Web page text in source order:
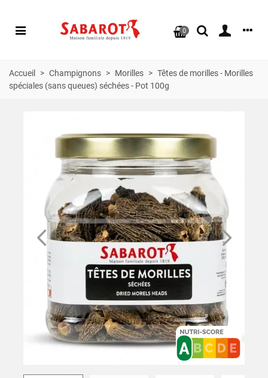
0
Accueil > Champignons > Morilles > Têtes de morilles - Morilles
spéciales (sans queues) séchées - Pot 100g